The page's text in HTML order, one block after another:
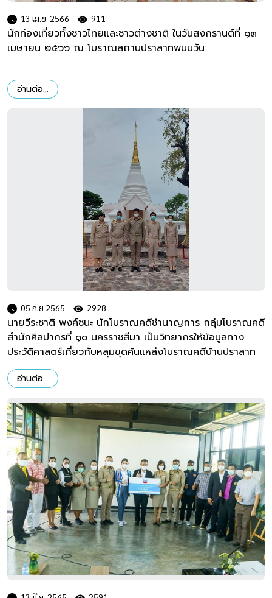
13 เม.ย. 2566 911
นักท่องเที่ยวทั้งชาวไทยและชาวต่างชาติ ในวันสงกรานต์ที่ ๑๓
เมษายน ๒๕๖๖ ณ โบราณสถานปราสาทพนมวัน
อ่านต่อ...
05 ก.ย 2565 2928
นายวีระชาติ พงค์ชนะ นักโบราณคดีชำนาญการ กลุ่มโบราณคดี
สำนักศิลปากรที่ ๑๐ นครราชสีมา เป็นวิทยากรให้ข้อมูลทาง
ประวัติศาสตร์เกี่ยวกับหลุมขุดค้นแหล่งโบราณคดีบ้านปราสาท
อ่านต่อ...